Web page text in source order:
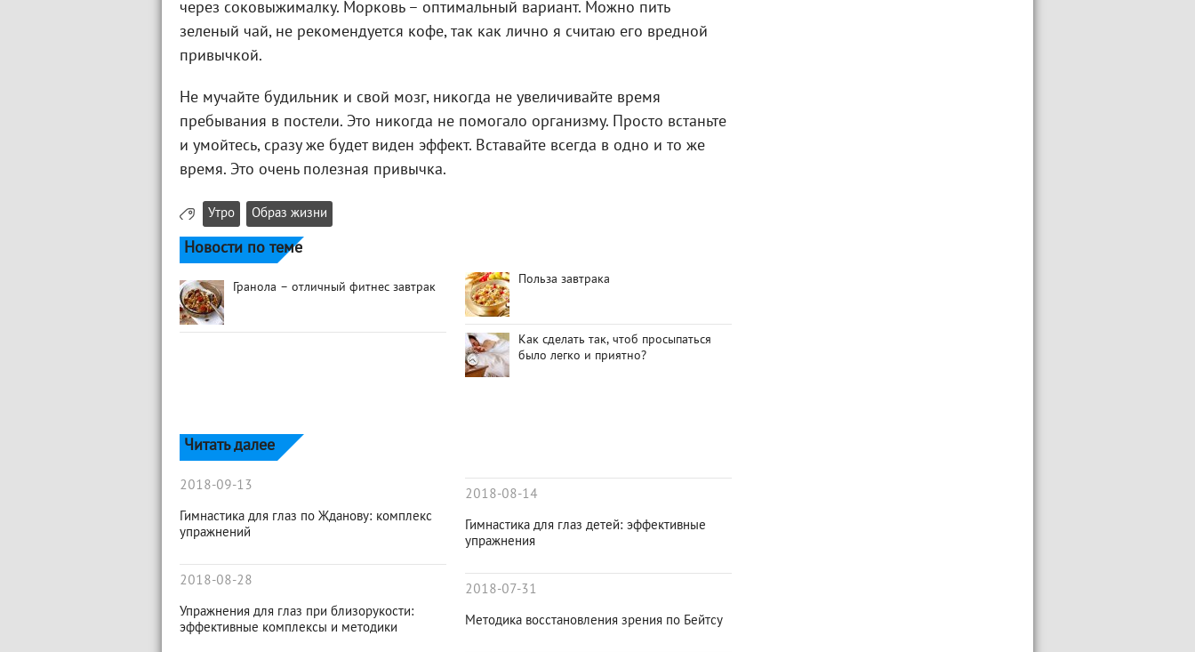
через соковыжималку. Морковь – оптимальный вариант. Можно пить
зеленый чай, не рекомендуется кофе, так как лично я считаю его вредной
привычкой.
Не мучайте будильник и свой мозг, никогда не увеличивайте время
пребывания в постели. Это никогда не помогало организму. Просто встаньте
и умойтесь, сразу же будет виден эффект. Вставайте всегда в одно и то же
время. Это очень полезная привычка.
Утро Образ жизни
Новости по теме
Гранола – отличный фитнес завтрак
Польза завтрака
Как сделать так, чтоб просыпаться
было легко и приятно?
Читать далее
2018-09-13
Гимнастика для глаз по Жданову: комплекс
упражнений
2018-08-28
Упражнения для глаз при близорукости:
эффективные комплексы и методики
2018-08-14
Гимнастика для глаз детей: эффективные
упражнения
2018-07-31
Методика восстановления зрения по Бейтсу